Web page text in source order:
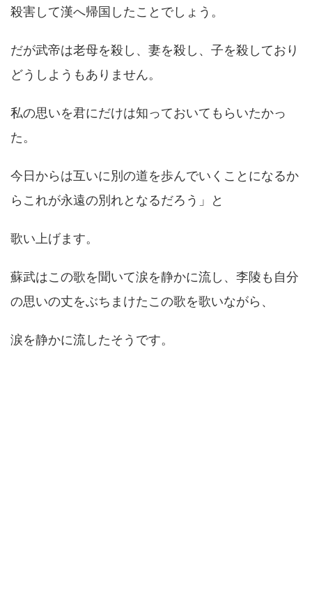
殺害して漢へ帰国したことでしょう。
だが武帝は老母を殺し、妻を殺し、子を殺しており
どうしようもありません。
私の思いを君にだけは知っておいてもらいたかっ
た。
今日からは互いに別の道を歩んでいくことになるか
らこれが永遠の別れとなるだろう」と
歌い上げます。
蘇武はこの歌を聞いて涙を静かに流し、李陵も自分
の思いの丈をぶちまけたこの歌を歌いながら、
涙を静かに流したそうです。